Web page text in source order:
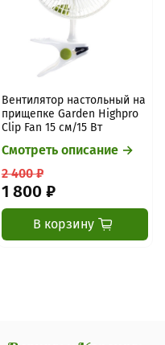
Вентилятор настольный на
прищепке Garden Highpro
Clip Fan 15 см/15 Вт
Смотреть описание →
2 400 ₽
1 800 ₽
В корзину